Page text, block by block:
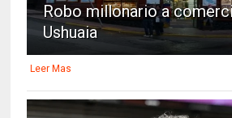
Robo millonario a
Ushuaia
Leer Mas